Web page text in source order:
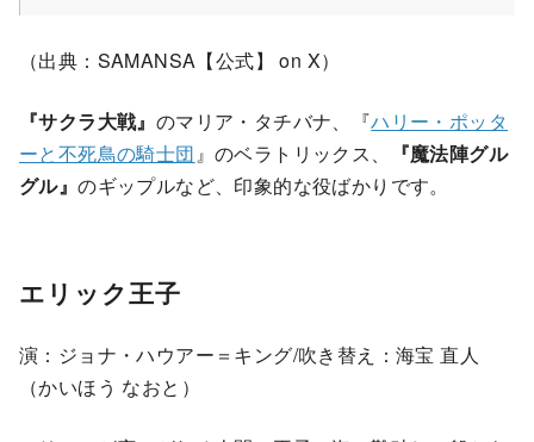
（出典：SAMANSA【公式】 on X）
『サクラ大戦』 のマリア・タチバナ、『ハリー・ポッタ
ーと不死鳥の騎士団 』のベラトリックス、
『魔法陣グル
グル』のギップルなど、印象的な役ばかりです。
エリック王子
演：ジョナ・ハウアー＝キング/吹き替え：海宝 直人
（かいほう なおと）